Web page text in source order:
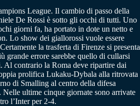
League. Il cambio di passo della
De Rossi è sotto gli occhi di tutti. Uno
giorni fa, ha portato in dote un netto e
Lo show dei giallorossi vuole essere
la trasferta di Firenze si presenta
grande errore sarebbe quello di cullarsi
Al contrario la Roma deve ripartire dai
prolifica Lukaku-Dybala alla ritrovata
di Smalling al centro della difesa
Nelle ultime cinque giornate sono arrivate
l’Inter per 2-4.